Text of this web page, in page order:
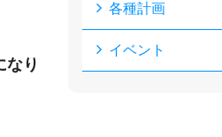
なり
各種計画
イベント